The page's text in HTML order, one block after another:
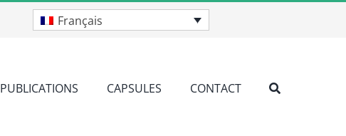
Français
PUBLICATIONS CAPSULES CONTACT